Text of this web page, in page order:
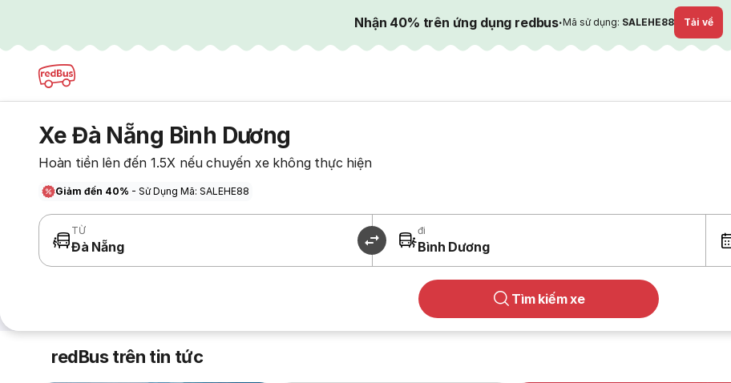
Nhận 40% trên ứng dụng redbus·Mã sử dụng: SALEHE88 Tải về
Xe Đà Nẵng Bình Dương
Hoàn tiền lên đến 1.5X nếu chuyến xe không thực hiện
Giảm đến 40% - Sử Dụng Mã: SALEHE88
TỪ
Đà Nẵng
đi
Bình Dương
Tìm kiếm xe
redBus trên tin tức